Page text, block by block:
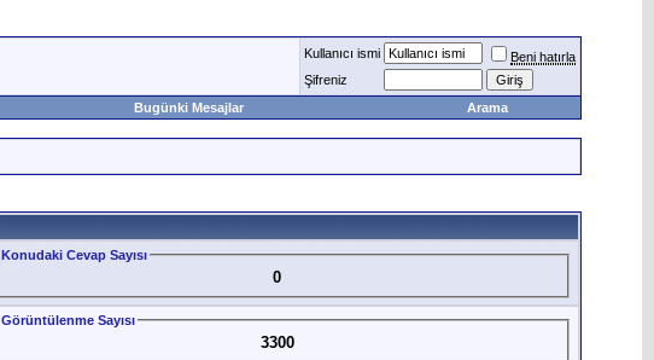
Kullanıcı ismi
Beni hatırla
Şifreniz
Bugünki Mesajlar Arama
Konudaki Cevap Sayısı
0
Görüntülenme Sayısı
3300